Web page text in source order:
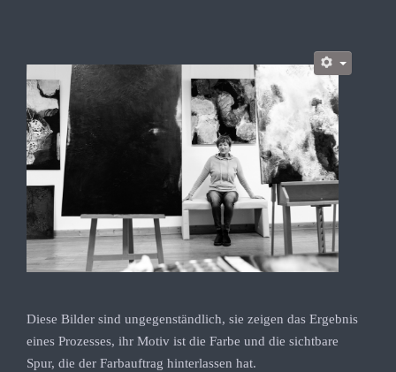
Diese Bilder sind ungegenständlich, sie zeigen das Ergebnis
eines Prozesses, ihr Motiv ist die Farbe und die sichtbare
Spur, die der Farbauftrag hinterlassen hat.